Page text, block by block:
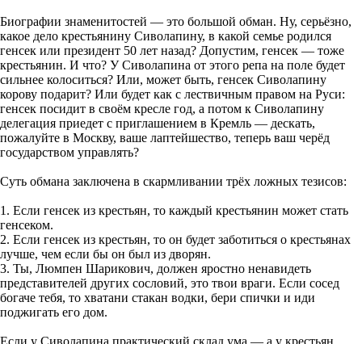
Биографии знаменитостей — это большой обман. Ну, серьёзно,
какое дело крестьянину Сиволапину, в какой семье родился
генсек или президент 50 лет назад? Допустим, генсек — тоже
крестьянин. И что? У Сиволапина от этого репа на поле будет
сильнее колоситься? Или, может быть, генсек Сиволапину
корову подарит? Или будет как с лествичным правом на Руси:
генсек посидит в своём кресле год, а потом к Сиволапину
делегация приедет с приглашением в Кремль — дескать,
пожалуйте в Москву, ваше лаптейшество, теперь ваш черёд
государством управлять?
Суть обмана заключена в скармливании трёх ложных тезисов:
1. Если генсек из крестьян, то каждый крестьянин может стать
генсеком.
2. Если генсек из крестьян, то он будет заботиться о крестьянах
лучше, чем если бы он был из дворян.
3. Ты, Люмпен Шарикович, должен яростно ненавидеть
представителей других сословий, это твои враги. Если сосед
богаче тебя, то хватани стакан водки, бери спички и иди
поджигать его дом.
Если у Сиволапина практический склад ума — а у крестьян